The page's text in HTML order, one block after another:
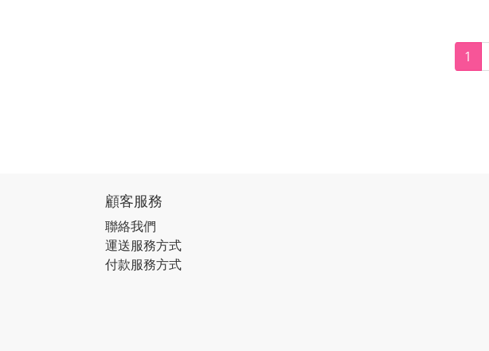
1
顧客服務
聯絡我們
運送服務方式
付款服務方式